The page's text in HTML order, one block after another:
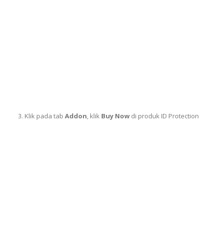
Klik pada tab Addon, klik Buy Nowdi produk ID Protection